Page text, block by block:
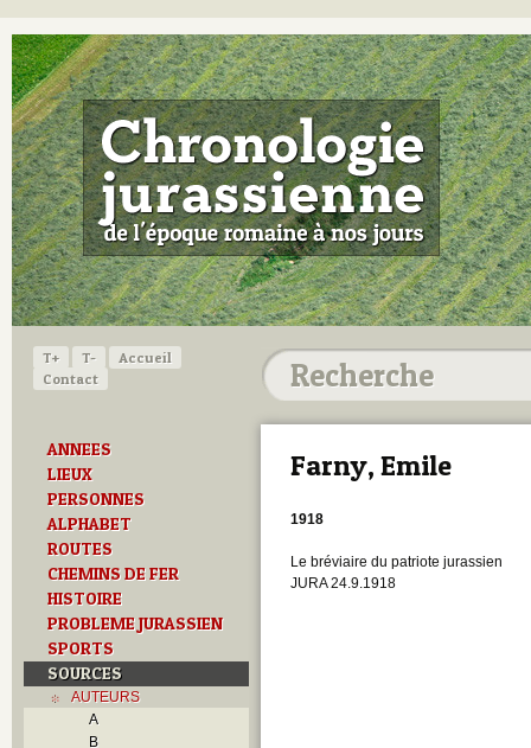
T+ T-
Accueil
Contact
ANNEES
LIEUX
PERSONNES
ALPHABET
ROUTES
CHEMINS DE FER
HISTOIRE
PROBLEME JURASSIEN
SPORTS
SOURCES
AUTEURS
A
B
Farny, Emile
1918
Le bréviaire du patriote jurassien
JURA 24.9.1918